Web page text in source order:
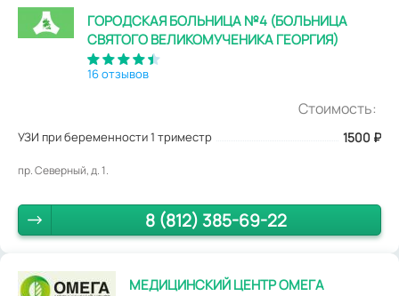
ГОРОДСКАЯ БОЛЬНИЦА №4 (БОЛЬНИЦА
СВЯТОГО ВЕЛИКОМУЧЕНИКА ГЕОРГИЯ)
16 отзывов
Стоимость:
УЗИ при беременности 1 триместр 1500 ₽
пр. Северный, д. 1.
8 (812) 385-69-22
МЕДИЦИНСКИЙ ЦЕНТР ОМЕГА